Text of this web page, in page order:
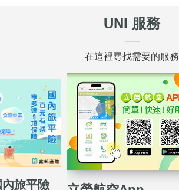
UNI 服務
在這裡尋找需要的服務
旅平險